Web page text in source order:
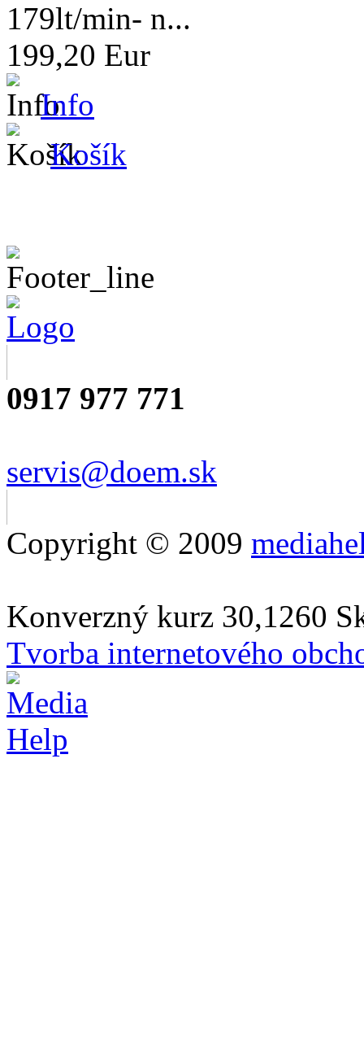
179lt/min- n...
199,20 Eur
Info
Košík
0917 977 771
servis@doem.sk
Copyright © 2009
Konverzný kurz 30,1260
Tvorba internetového